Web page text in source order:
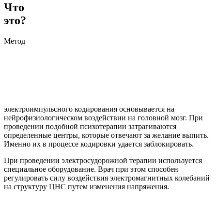
Что
это?
Метод
электроимпульсного кодирования основывается на
нейрофизиологическом воздействии на головной мозг. При
проведении подобной психотерапии затрагиваются
определенные центры, которые отвечают за желание выпить.
Именно их в процессе кодировки удается заблокировать.
При проведении электросудорожной терапии используется
специальное оборудование. Врач при этом способен
регулировать силу воздействия электромагнитных колебаний
на структуру ЦНС путем изменения напряжения.